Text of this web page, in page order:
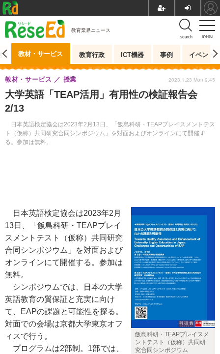
menu
search
教育業界ニュース
教材・サービス 教育行政 ICT機器 事例 イベント
大学英語「TEAP活用」有用性の検証報告会
2/13
日本英語検定協会は2023年2月13日、「飯島科研・TEAPプレイスメントテス
ト（仮称）共同研究合同シンポジウム」を対面およびオンラインにて開催す
る。参加は無料。
教材・サービス 授業 2023.1.23 Mon 9:45
飯島科研・TEAPプレイスメ
ントテスト（仮称）共同研
究合同シンポジウム
日本英語検定協会は2023年2月
13日、「飯島科研・TEAPプレイ
スメントテスト（仮称）共同研究
合同シンポジウム」を対面および
オンラインにて開催する。参加は
無料。
シンポジウムでは、日本の大学
英語教育の質保証と充実に向け
て、EAPの課題と可能性を探る。
対面での会場は京都大学東京オフ
ィスで行う。
プログラムは2部制。1部では、